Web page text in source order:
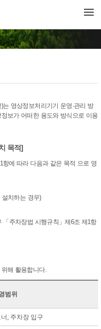
영상정보처리기기 운영·관리 방
보가 어떠한 용도와 방식으로 이용
목적]
에 따라 다음과 같은 목적 으로 영
치하는 경우)
주차장법 시행규칙」제6조 제1항
해 활용합니다.
범위
, 주차장 입구